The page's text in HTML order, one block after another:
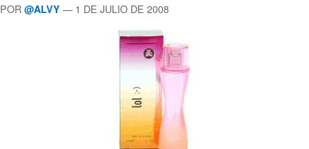
POR @ALVY —1 DE JULIO DE 2008